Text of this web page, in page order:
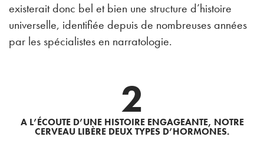
existerait donc bel et bien une structure d’histoire
universelle, identifiée depuis de nombreuses années
par les spécialistes en narratologie.
2
A L’ÉCOUTE D’UNE HISTOIRE ENGAGEANTE, NOTRE
CERVEAU LIBÈRE DEUX TYPES D’HORMONES.